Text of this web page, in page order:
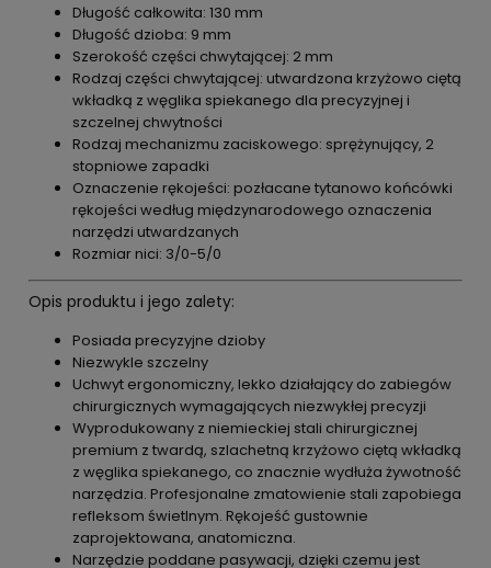
Długość całkowita: 130 mm
Długość dzioba: 9 mm
Szerokość części chwytającej: 2 mm
Rodzaj części chwytającej: utwardzona krzyżowo ciętą
wkładką z węglika spiekanego dla precyzyjnej i
szczelnej chwytności
Rodzaj mechanizmu zaciskowego: sprężynujący, 2
stopniowe zapadki
Oznaczenie rękojeści: pozłacane tytanowo końcówki
rękojeści według międzynarodowego oznaczenia
narzędzi utwardzanych
Rozmiar nici: 3/0-5/0
Opis produktu i jego zalety:
Posiada precyzyjne dzioby
Niezwykle szczelny
Uchwyt ergonomiczny, lekko działający do zabiegów
chirurgicznych wymagających niezwykłej precyzji
Wyprodukowany z niemieckiej stali chirurgicznej
premium z twardą, szlachetną krzyżowo ciętą wkładką
z węglika spiekanego, co znacznie wydłuża żywotność
narzędzia. Profesjonalne zmatowienie stali zapobiega
refleksom świetlnym. Rękojeść gustownie
zaprojektowana, anatomiczna.
Narzędzie poddane pasywacji, dzięki czemu jest